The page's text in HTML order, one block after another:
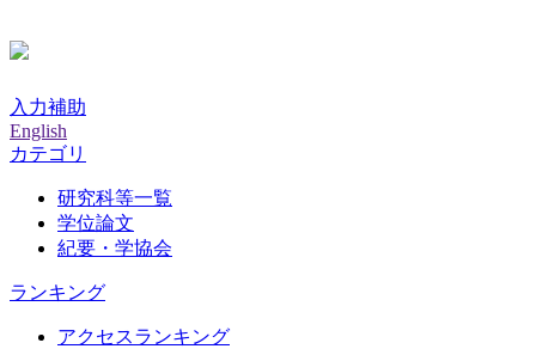
入力補助
English
カテゴリ
研究科等一覧
学位論文
紀要・学協会
ランキング
アクセスランキング